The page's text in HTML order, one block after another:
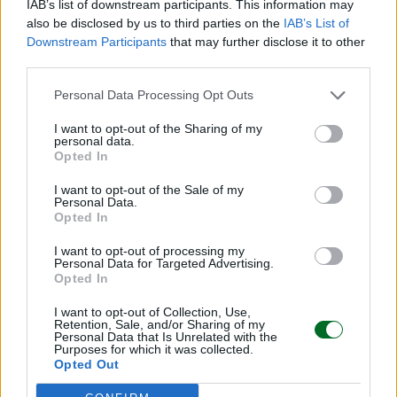
IAB’s list of downstream participants. This information may
also be disclosed by us to third parties on the IAB’s List of
Downstream Participants that may further disclose it to other
Personal Data Processing Opt Outs
I want to opt-out of the Sharing of my
personal data.
Opted In
I want to opt-out of the Sale of my
Personal Data.
Opted In
I want to opt-out of processing my
Personal Data for Targeted Advertising.
Opted In
I want to opt-out of Collection, Use,
Retention, Sale, and/or Sharing of my
Personal Data that Is Unrelated with the
Purposes for which it was collected.
Opted Out
POTREBBERO INTERESSARTI